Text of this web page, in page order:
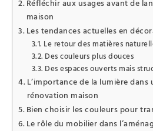
Réfléchir aux usages avant de
maison
Les tendances actuelles en
Le retour des matières
Des couleurs plus douces
Des espaces ouverts mais
L’importance de la lumière dans
rénovation maison
Bien choisir les couleurs pour
Le rôle du mobilier dans